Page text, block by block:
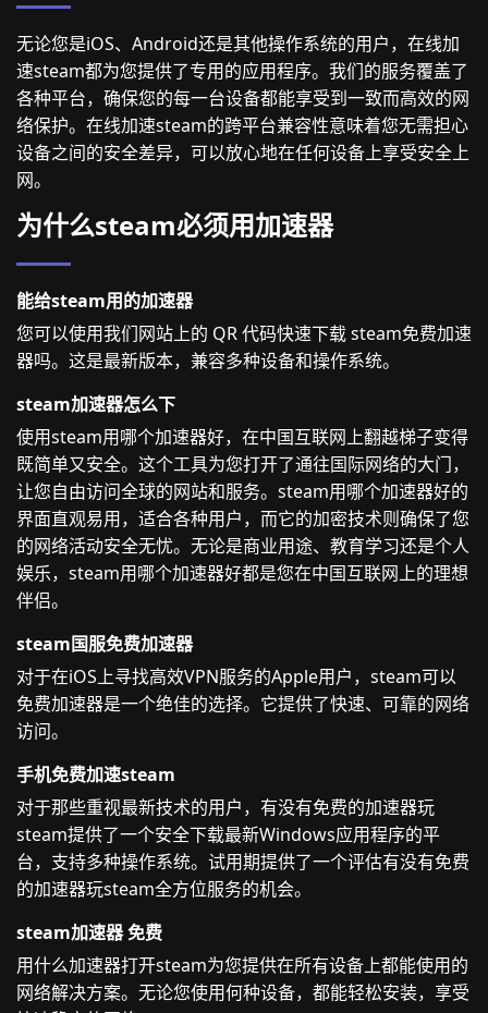
无论您是iOS、Android还是其他操作系统的用户，在线加
速steam都为您提供了专用的应用程序。我们的服务覆盖了
各种平台，确保您的每一台设备都能享受到一致而高效的网
络保护。在线加速steam的跨平台兼容性意味着您无需担心
设备之间的安全差异，可以放心地在任何设备上享受安全上
网。
为什么steam必须用加速器
能给steam用的加速器
您可以使用我们网站上的 QR 代码快速下载 steam免费加速
器吗。这是最新版本，兼容多种设备和操作系统。
steam加速器怎么下
使用steam用哪个加速器好，在中国互联网上翻越梯子变得
既简单又安全。这个工具为您打开了通往国际网络的大门，
让您自由访问全球的网站和服务。steam用哪个加速器好的
界面直观易用，适合各种用户，而它的加密技术则确保了您
的网络活动安全无忧。无论是商业用途、教育学习还是个人
娱乐，steam用哪个加速器好都是您在中国互联网上的理想
伴侣。
steam国服免费加速器
对于在iOS上寻找高效VPN服务的Apple用户，steam可以
免费加速器是一个绝佳的选择。它提供了快速、可靠的网络
访问。
手机免费加速steam
对于那些重视最新技术的用户，有没有免费的加速器玩
steam提供了一个安全下载最新Windows应用程序的平
台，支持多种操作系统。试用期提供了一个评估有没有免费
的加速器玩steam全方位服务的机会。
steam加速器 免费
用什么加速器打开steam为您提供在所有设备上都能使用的
网络解决方案。无论您使用何种设备，都能轻松安装，享受